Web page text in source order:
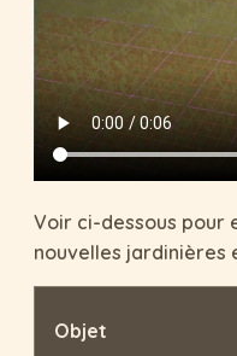
Voir ci-dessous pour
nouvelles jardinières
Objet